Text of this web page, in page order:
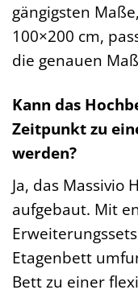
gängigsten
100×200 cm,
die genauen
Kann das
Zeitpunkt zu
werden?
Ja, das Massivio
aufgebaut. Mit
Etagenbett
Bett zu einer